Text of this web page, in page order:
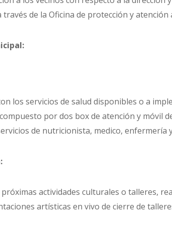
través de la Oficina de protección y atención
los servicios de salud disponibles o a
por dos box de atención y móvil
de nutricionista, medico, enfermería
actividades culturales o talleres,
artísticas en vivo de cierre de